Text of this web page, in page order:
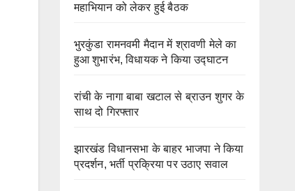
महाभियान को लेकर हुई बैठक
भुरकुंडा रामनवमी मैदान में श्रावणी मेले का
हुआ शुभारंभ, विधायक ने किया उद्घाटन
रांची के नागा बाबा खटाल से ब्राउन शुगर के
साथ दो गिरफ्तार
झारखंड विधानसभा के बाहर भाजपा ने किया
प्रदर्शन, भर्ती प्रक्रिया पर उठाए सवाल